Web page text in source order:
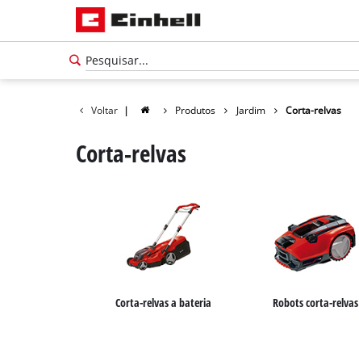
Voltar | Produtos Jardim Corta-relvas
Corta-relvas
Corta-relvas a bateria Robots corta-relvas